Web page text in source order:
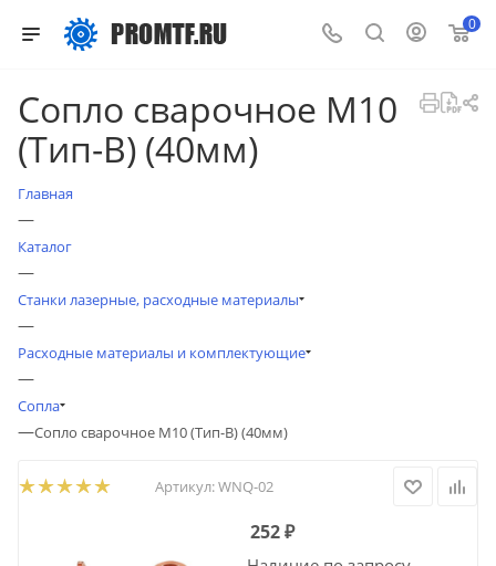
0
Сопло сварочное M10
(Тип-B) (40мм)
Главная
—
Каталог
—
Станки лазерные, расходные материалы
—
Расходные материалы и комплектующие
—
Сопла
—Сопло сварочное M10 (Тип-B) (40мм)
Артикул:WNQ-02
252₽